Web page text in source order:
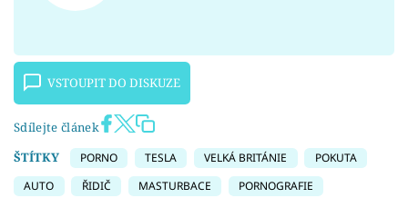
VSTOUPIT DO DISKUZE
Sdílejte článek
ŠTÍTKY
PORNO TESLA VELKÁ BRITÁNIE
POKUTA
AUTO
ŘIDIČ MASTURBACE
PORNOGRAFIE